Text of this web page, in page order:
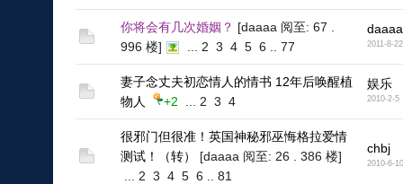
你将会有几次婚姻？ [daaaa 阅至: 67 .
996 楼]
2 3 4 5 6 77
daaaa
2011-8-22
妻子念丈夫初恋情人的情书 12年后唤醒植
物人
+2 2 3 4
娱乐
2010-2-5
很邪门但很准！英国神秘邪巫悔格拉爱情
测试！（转）
[daaaa 阅至: 26 . 386 楼]
2 3 4 5 6 81
chbj
2010-6-10